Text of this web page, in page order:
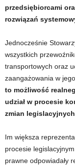
przedsiębiorcami
rozwiązań
Jednocześnie
wszystkich
transportowych oraz
zaangażowania w jego
to możliwość
udział w procesie
zmian
Im większa
procesie
prawne odpowiadały